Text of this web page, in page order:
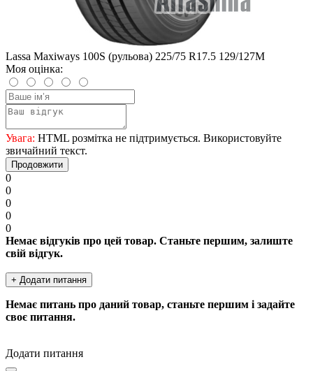
Lassa Maxiways 100S (рульова) 225/75 R17.5 129/127M
Моя оцінка:
Увага: HTML розмітка не підтримується. Використовуйте
звичайний текст.
Продовжити
0
0
0
0
0
Немає відгуків про цей товар. Станьте першим, залиште
свій відгук.
+ Додати питання
Немає питань про даний товар, станьте першим і задайте
своє питання.
Додати питання